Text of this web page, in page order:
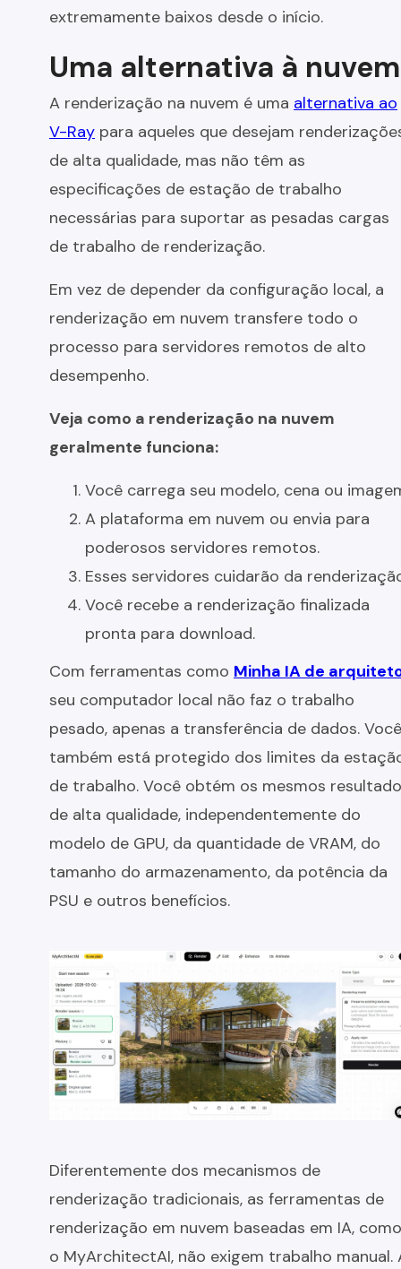
extremamente baixos desde o início.
Uma alternativa à nuvem
A renderização na nuvem é uma alternativa ao
V-Ray para aqueles que desejam
de alta qualidade, mas não têm as
especificações de estação de trabalho
necessárias para suportar as pesadas cargas
de trabalho de renderização.
Em vez de depender da configuração local, a
renderização em nuvem transfere todo o
processo para servidores remotos de alto
desempenho.
Veja como a renderização na nuvem
geralmente funciona:
Você carrega seu modelo, cena ou
A plataforma em nuvem ou envia para
poderosos servidores remotos.
Esses servidores cuidarão da
Você recebe a renderização finalizada
pronta para download.
Com ferramentas como Minha IA de
seu computador local não faz o trabalho
pesado, apenas a transferência de dados. Você
também está protegido dos limites da
de trabalho. Você obtém os mesmos
de alta qualidade, independentemente do
modelo de GPU, da quantidade de VRAM, do
tamanho do armazenamento, da potência da
PSU e outros benefícios.
Diferentemente dos mecanismos de
renderização tradicionais, as ferramentas de
renderização em nuvem baseadas em IA, como
o MyArchitectAI, não exigem trabalho manual.